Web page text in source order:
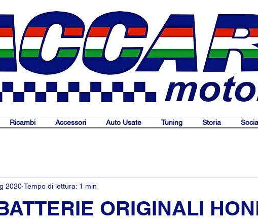
Ricambi Accessori Auto Usate Tuning Storia
ORIGINALI
2020 Tempo di lettura: 1 min